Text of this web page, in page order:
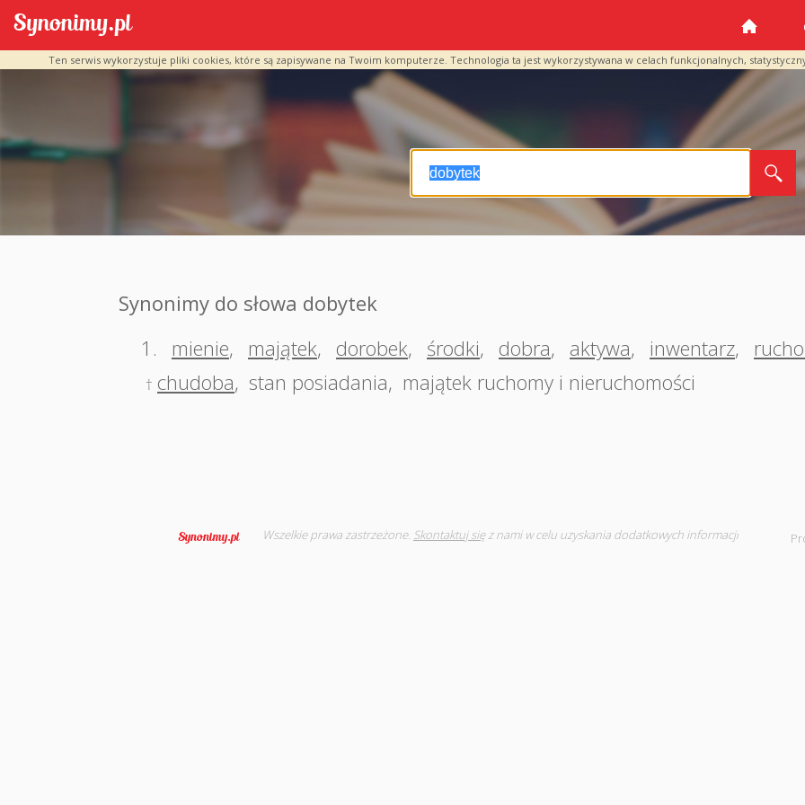
Ten serwis wykorzystuje pliki cookies, które są zapisywane na Twoim komputerze. Technologia ta jest wykorzystywana w celach funkcjonalnych,
Synonimy do słowa dobytek
1.
mienie, majątek, dorobek, środki, dobra, aktywa, inwentarz,
† chudoba, stan posiadania, majątek ruchomy i nieruchomości
Wszelkie prawa zastrzeżone. Skontaktuj sięz nami w celu uzyskania dodatkowych informacji